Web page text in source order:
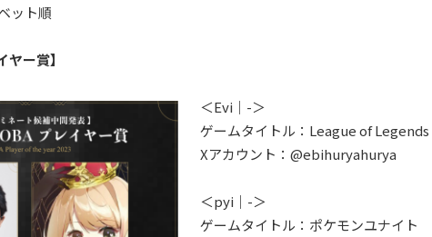
ット順
ヤー賞】
＜Evi｜-＞
ゲームタイトル：League of Legends
Xアカウント：@ebihuryahurya
＜pyi｜-＞
ゲームタイトル：ポケモンユナイト